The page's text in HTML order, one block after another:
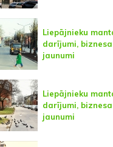
Liepājnieku
darījumi, biznesa
jaunumi
Liepājnieku
darījumi, biznesa
jaunumi